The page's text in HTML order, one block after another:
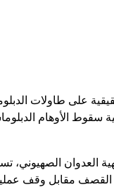
على طاولات
سقوط الأوهام
شهية العدوان
القصف مقابل وقف